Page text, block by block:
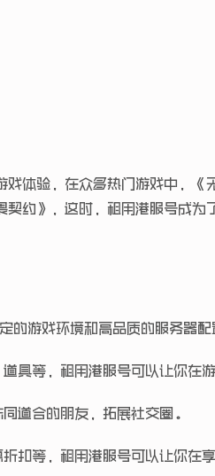
体验，在众多热门游戏中，
约》，这时，租用港服号成
的游戏环境和高品质的服务器
具等，租用港服号可以让你在
道合的朋友，拓展社交圈。
扣等，租用港服号可以让你在